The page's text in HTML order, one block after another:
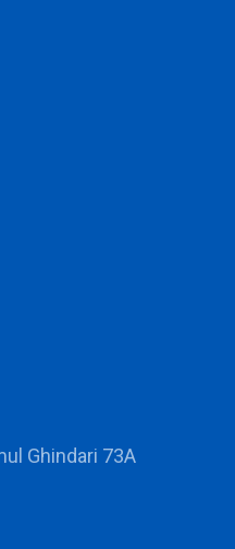
Ghindari 73A